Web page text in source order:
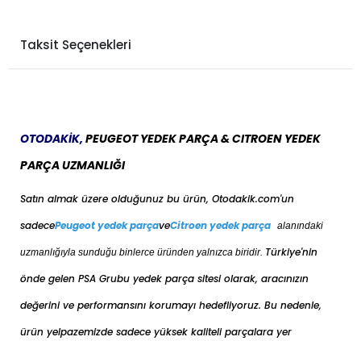
Taksit Seçenekleri
OTODAKİK, PEUGEOT YEDEK PARÇA & CITROEN YEDEK
PARÇA UZMANLIĞI
Satın almak üzere olduğunuz bu ürün, Otodakik.com'un
sadecePeugeot yedek parçaveCitroen yedek parça alanındaki
uzmanlığıyla sunduğu binlerce üründen yalnızca biridir. Türkiye'nin
önde gelen PSA Grubu yedek parça sitesi olarak, aracınızın
değerini ve performansını korumayı hedefliyoruz. Bu nedenle,
ürün yelpazemizde sadece yüksek kaliteli parçalara yer